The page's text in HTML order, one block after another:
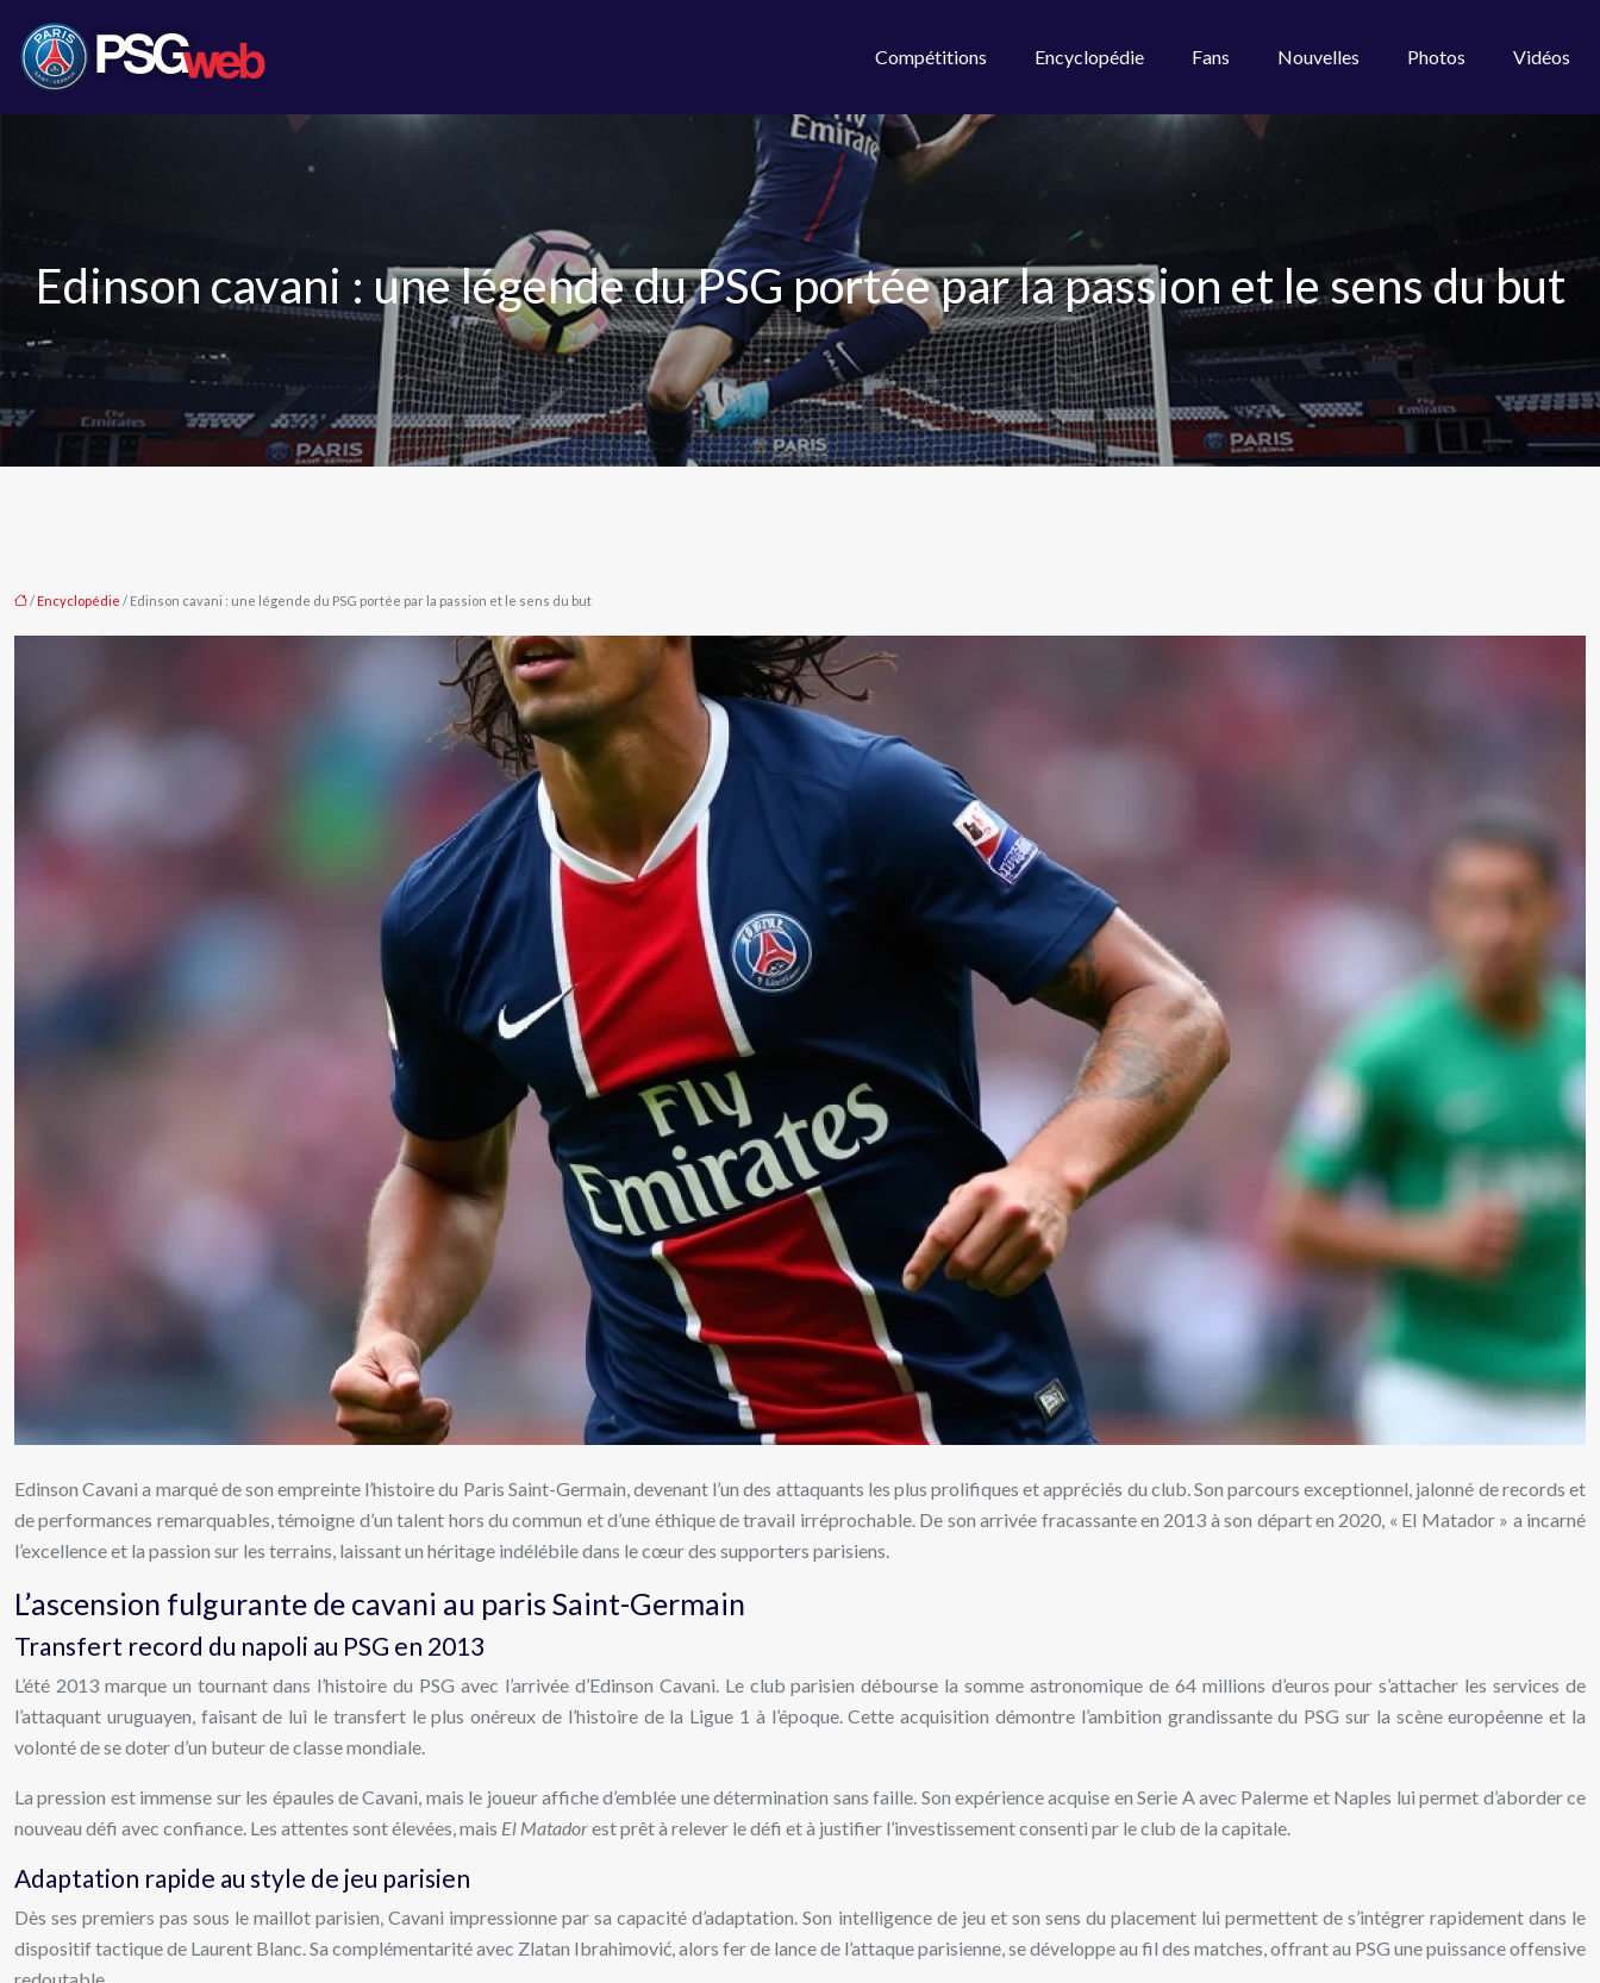
Compétitions Encyclopédie Fans Nouvelles Photos Vidéos
Edinson cavani : une légende du PSG portée par la passion et le sens du but
/Encyclopédie / Edinson cavani : une légende du PSG portée par la passion et le sens du but
Edinson Cavani a marqué de son empreinte l’histoire du Paris Saint-Germain, devenant l’un des attaquants les plus prolifiques et appréciés du club. Son parcours exceptionnel, jalonné de records et
de performances remarquables, témoigne d’un talent hors du commun et d’une éthique de travail irréprochable. De son arrivée fracassante en 2013 à son départ en 2020, « El Matador » a incarné
l’excellence et la passion sur les terrains, laissant un héritage indélébile dans le cœur des supporters parisiens.
L’ascension fulgurante de cavani au paris Saint-Germain
Transfert record du napoli au PSG en 2013
L’été 2013 marque un tournant dans l’histoire du PSG avec l’arrivée d’Edinson Cavani. Le club parisien débourse la somme astronomique de 64 millions d’euros pour s’attacher les services de
l’attaquant uruguayen, faisant de lui le transfert le plus onéreux de l’histoire de la Ligue 1 à l’époque. Cette acquisition démontre l’ambition grandissante du PSG sur la scène européenne et la
volonté de se doter d’un buteur de classe mondiale.
La pression est immense sur les épaules de Cavani, mais le joueur affiche d’emblée une détermination sans faille. Son expérience acquise en Serie A avec Palerme et Naples lui permet d’aborder ce
nouveau défi avec confiance. Les attentes sont élevées, mais El Matadorest prêt à relever le défi et à justifier l’investissement consenti par le club de la capitale.
Adaptation rapide au style de jeu parisien
Dès ses premiers pas sous le maillot parisien, Cavani impressionne par sa capacité d’adaptation. Son intelligence de jeu et son sens du placement lui permettent de s’intégrer rapidement dans le
dispositif tactique de Laurent Blanc. Sa complémentarité avec Zlatan Ibrahimović, alors fer de lance de l’attaque parisienne, se développe au fil des matches, offrant au PSG une puissance offensive